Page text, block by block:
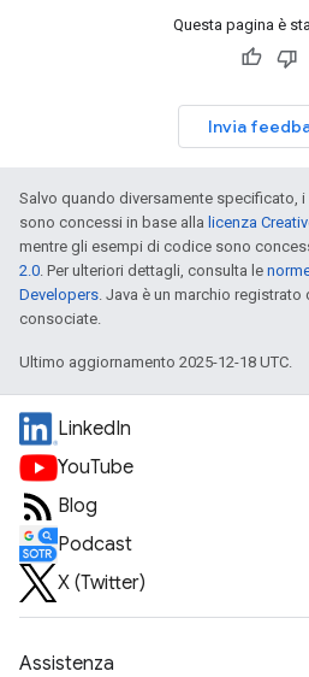
Questa pagina è
Invia
Salvo quando diversamente specificato,
sono concessi in base alla licenza
mentre gli esempi di codice sono
2.0. Per ulteriori dettagli, consulta le
Developers. Java è un marchio
consociate.
Ultimo aggiornamento 2025-12-18 UTC.
LinkedIn
YouTube
Blog
Podcast
X (Twitter)
Assistenza